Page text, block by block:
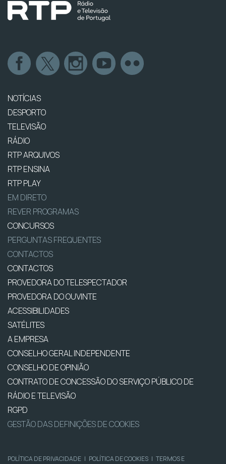
NOTÍCIAS
DESPORTO
TELEVISÃO
RÁDIO
RTP ARQUIVOS
RTP ENSINA
RTP PLAY
EM DIRETO
REVER PROGRAMAS
CONCURSOS
PERGUNTAS FREQUENTES
CONTACTOS
CONTACTOS
PROVEDORA DO TELESPECTADOR
PROVEDORA DO OUVINTE
ACESSIBILIDADES
SATÉLITES
A EMPRESA
CONSELHO GERAL INDEPENDENTE
CONSELHO DE OPINIÃO
CONTRATO DE CONCESSÃO DO SERVIÇO PÚBLICO DE
RÁDIO E TELEVISÃO
RGPD
GESTÃO DAS DEFINIÇÕES DE COOKIES
POLÍTICA DE PRIVACIDADE | POLÍTICA DE COOKIES | TERMOS E